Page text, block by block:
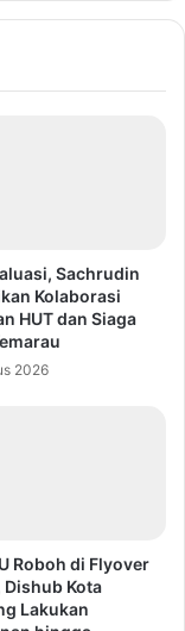
Sachrudin
Kolaborasi
HUT dan Siaga
2026
Roboh di Flyover
Kota
Lakukan